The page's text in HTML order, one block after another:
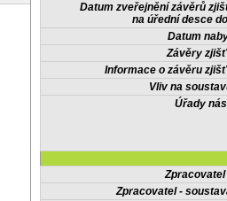
Datum zveřejnění závěrů
na úřední desce
Datum
Závěry
Informace o závěru
Vliv na
Úřady
Zpracovatel -